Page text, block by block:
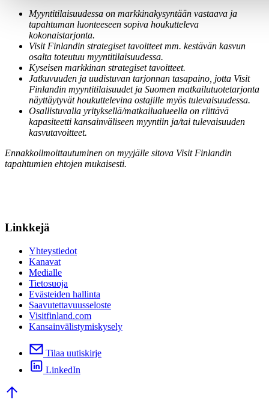
Myyntitilaisuudessa on markkinakysyntään vastaava ja
tapahtuman luonteeseen sopiva houkutteleva
kokonaistarjonta.
Visit Finlandin strategiset tavoitteet mm. kestävän kasvun
osalta toteutuu myyntitilaisuudessa.
Kyseisen markkinan strategiset tavoitteet.
Jatkuvuuden ja uudistuvan tarjonnan tasapaino, jotta Visit
Finlandin myyntitilaisuudet ja Suomen matkailutuotetarjonta
näyttäytyvät houkuttelevina ostajille myös tulevaisuudessa.
Osallistuvalla yrityksellä/matkailualueella on riittävä
kapasiteetti kansainväliseen myyntiin ja/tai tulevaisuuden
kasvutavoitteet.
Ennakkoilmoittautuminen on myyjälle sitova Visit Finlandin
tapahtumien ehtojen mukaisesti.
Linkkejä
Yhteystiedot
Kanavat
Medialle
Tietosuoja
Evästeiden hallinta
Saavutettavuusseloste
Visitfinland.com
Kansainvälistymiskysely
Tilaa uutiskirje
LinkedIn